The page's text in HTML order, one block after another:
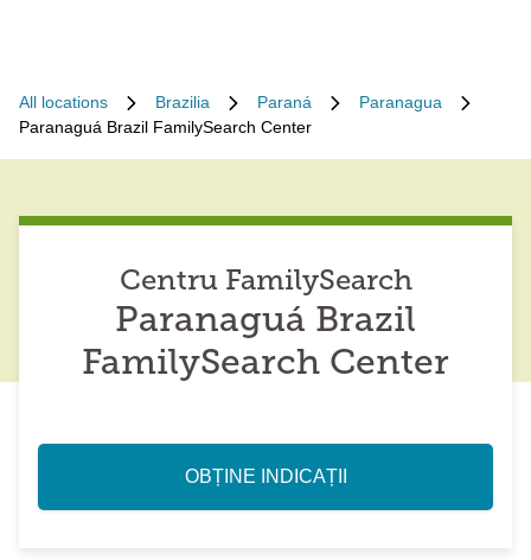
All locations Brazilia Paraná
Paranagua
Paranaguá Brazil FamilySearch Center
Centru FamilySearch
Paranaguá Brazil
FamilySearch Center
OBȚINE INDICAȚII